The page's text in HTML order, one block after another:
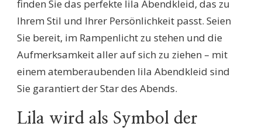
finden Sie das perfekte lila Abendkleid, das zu
Ihrem Stil und Ihrer Persönlichkeit passt. Seien
Sie bereit, im Rampenlicht zu stehen und die
Aufmerksamkeit aller auf sich zu ziehen – mit
einem atemberaubenden lila Abendkleid sind
Sie garantiert der Star des Abends.
Lila wird als Symbol der